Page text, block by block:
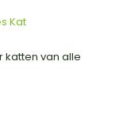
Kat
katten van alle